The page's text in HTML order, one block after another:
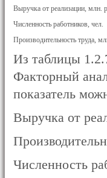
Выручка от реализации, млн.
Численность работников, чел.
Производительность труда,
Из таблицы
Факторный
показатель
Выручка от
Численность